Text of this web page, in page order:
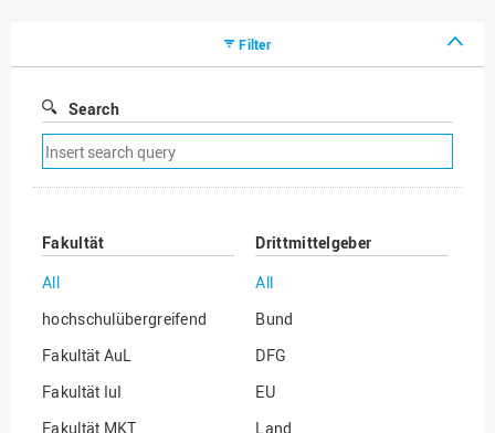
Filter
Search
Remove
search
filter
Fakultät
All
hochschulübergreifend
Fakultät AuL
Fakultät IuI
Fakultät MKT
Drittmittelgeber
All
Bund
DFG
EU
Land